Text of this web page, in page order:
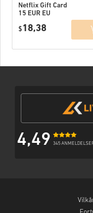
Netflix Gift Card
15 EUR EU
$ 18,38
4,49 345